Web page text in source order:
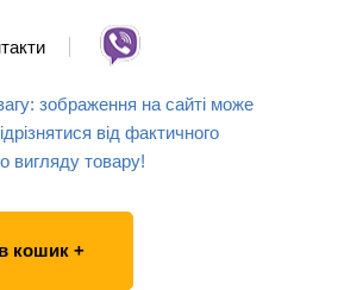
зображення на сайті може
від фактичного
вигляду товару!
кошик +